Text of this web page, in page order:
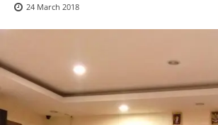
24 March 2018